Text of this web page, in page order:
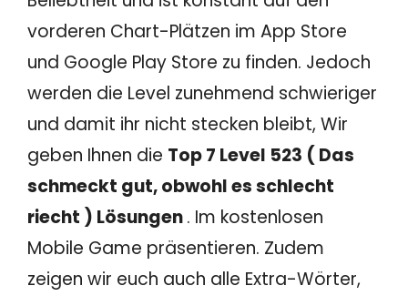
vorderen Chart-Plätzen im App Store
und Google Play Store zu finden. Jedoch
werden die Level zunehmend schwieriger
und damit ihr nicht stecken bleibt, Wir
geben Ihnen die Top 7 Level 523 ( Das
schmeckt gut, obwohl es schlecht
riecht ) Lösungen. Im kostenlosen
Mobile Game präsentieren. Zudem
zeigen wir euch auch alle Extra-Wörter,